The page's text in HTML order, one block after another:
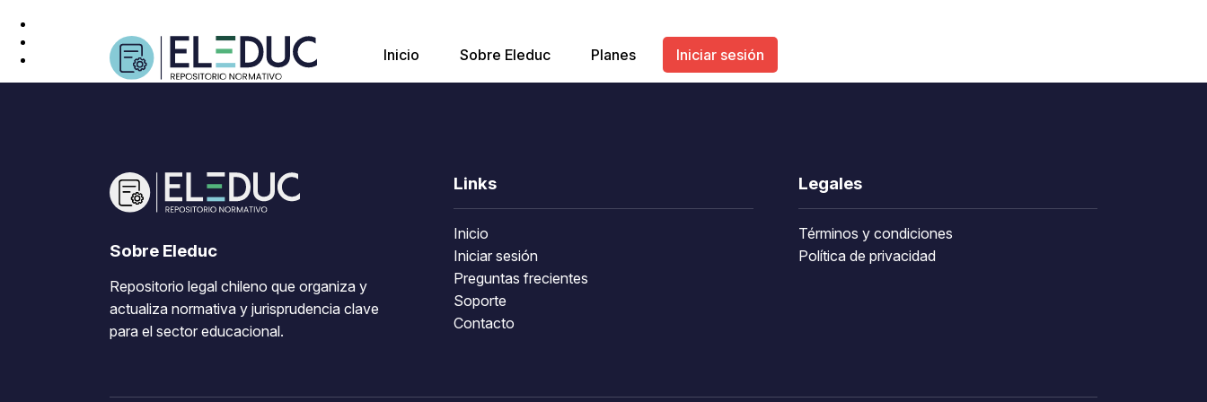
Inicio Sobre Eleduc Planes Iniciar sesión
Sobre Eleduc
Repositorio legal chileno que organiza y
actualiza normativa y jurisprudencia clave
para el sector educacional.
Links
Inicio
Iniciar sesión
Preguntas frecientes
Soporte
Contacto
Legales
Términos y condiciones
Política de privacidad